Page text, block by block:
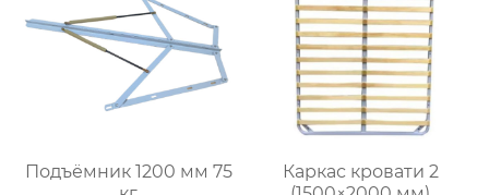
Подъёмник 1200 мм 75
Каркас кровати 2